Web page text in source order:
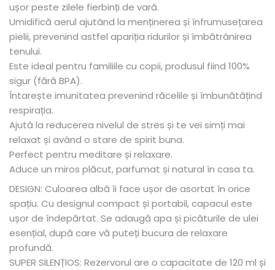
ușor peste zilele fierbinți de vară.
Umidifică aerul ajutând la menținerea și înfrumusețarea
pielii, prevenind astfel apariția ridurilor și îmbătrânirea
tenului.
Este ideal pentru familiile cu copii, produsul fiind 100%
sigur (fără BPA).
Întarește imunitatea prevenind răcelile și îmbunătățind
respirația.
Ajută la reducerea nivelul de stres și te vei simți mai
relaxat și având o stare de spirit buna.
Perfect pentru meditare și relaxare.
Aduce un miros plăcut, parfumat și natural în casa ta.
DESIGN: Culoarea albă îi face ușor de asortat în orice
spațiu. Cu designul compact și portabil, capacul este
ușor de îndepărtat. Se adaugă apa și picăturile de ulei
esențial, după care vă puteți bucura de relaxare
profundă.
SUPER SILENȚIOS: Rezervorul are o capacitate de 120 ml și